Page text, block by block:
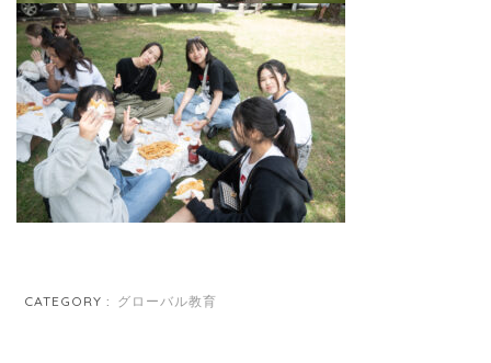
CATEGORY : グローバル教育